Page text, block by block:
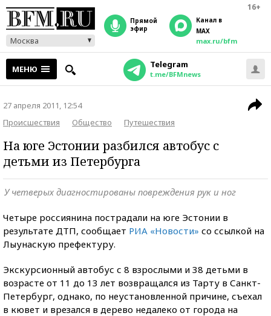
16+
Москва
прямой
эфир
Канал в
MAX
max.ru/bfm
МЕНЮ Telegram
t.me/BFMnews
27 апреля 2011, 12:54
Происшествия
Общество Путешествия
На юге Эстонии разбился автобус с
детьми из Петербурга
У четверых диагностированы повреждения рук и ног
Четыре россиянина пострадали на юге Эстонии в
результате ДТП, сообщает РИА «Новости» со ссылкой на
Лыунаскую префектуру.
Экскурсионный автобус с 8 взрослыми и 38 детьми в
возрасте от 11 до 13 лет возвращался из Тарту в Санкт-
Петербург, однако, по неустановленной причине, съехал
в кювет и врезался в дерево недалеко от города на